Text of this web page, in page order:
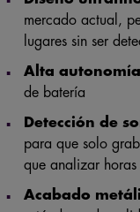
mercado actual,
lugares sin ser
Alta autonomía
de batería
Detección de
para que solo
que analizar
Acabado